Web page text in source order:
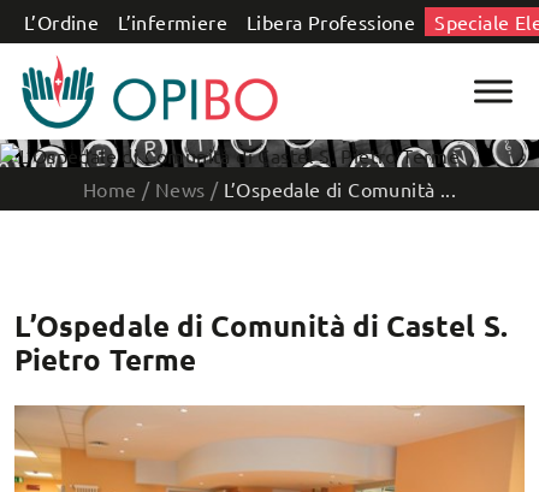
Salta al contenuto
L’Ordine L’infermiere Libera Professione Speciale
Home / News / L’Ospedale di Comunità ...
L’Ospedale di Comunità di Castel S.
Pietro Terme